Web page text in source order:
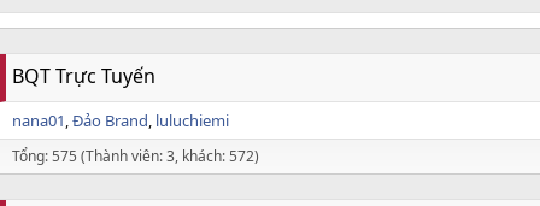
BQT Trực Tuyến
nana01 Đảo Brand luluchiemi
Tổng: 575 (Thành viên: 3, khách: 572)